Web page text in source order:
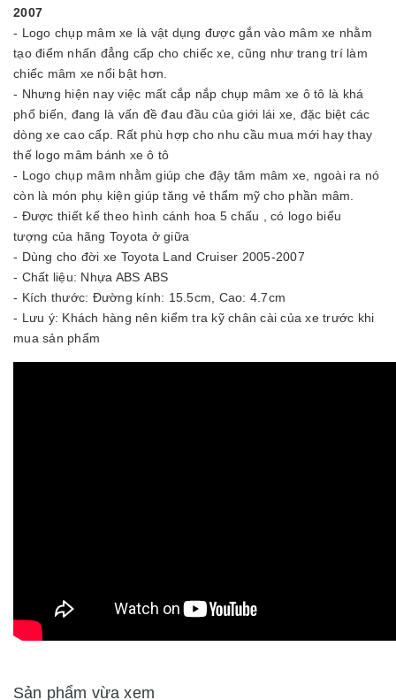
2007
- Logo chụp mâm xe là vật dụng được gắn vào mâm xe nhằm
tạo điểm nhấn đẳng cấp cho chiếc xe, cũng như trang trí làm
chiếc mâm xe nổi bật hơn.
- Nhưng hiện nay việc mất cắp nắp chụp mâm xe ô tô là khá
phổ biến, đang là vấn đề đau đầu của giới lái xe, đặc biệt các
dòng xe cao cấp. Rất phù hợp cho nhu cầu mua mới hay thay
thế logo mâm bánh xe ô tô
- Logo chụp mâm nhằm giúp che đậy tâm mâm xe, ngoài ra nó
còn là món phụ kiện giúp tăng vẻ thẩm mỹ cho phần mâm.
- Được thiết kế theo hình cánh hoa 5 chấu , có logo biểu
tượng của hãng Toyota ở giữa
- Dùng cho đời xe Toyota Land Cruiser 2005-2007
- Chất liệu: Nhựa ABS ABS
- Kích thước: Đường kính: 15.5cm, Cao: 4.7cm
- Lưu ý: Khách hàng nên kiểm tra kỹ chân cài của xe trước khi
mua sản phẩm
Sản phẩm vừa xem